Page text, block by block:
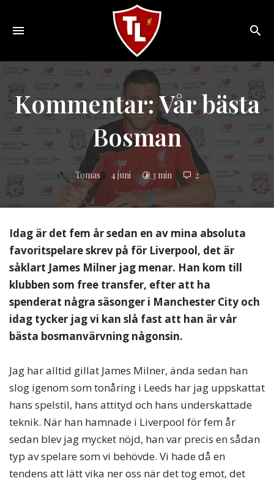
Sveriges
största
Liverpool
online
magazine!
Kommentar: Vår bästa
Bosman
Tomas 4 juni 3 min 2
Idag är det fem år sedan en av mina absoluta
favoritspelare skrev på för Liverpool, det är
såklart James Milner jag menar. Han kom till
klubben som free transfer, efter att ha
spenderat några säsonger i Manchester City och
idag tycker jag vi kan slå fast att han är vår
bästa bosmanvärvning någonsin.
Jag har alltid gillat James Milner, ända sedan han
slog igenom som tonåring i Leeds har jag uppskattat
hans spelstil, hans attityd och hans underskattade
teknik. När han hamnade i Liverpool för fem år
sedan blev jag mycket nöjd, han var precis en sådan
typ av spelare som vi behövde. Vi hade då en
tendens att lätt vika ner oss när det tog emot, det